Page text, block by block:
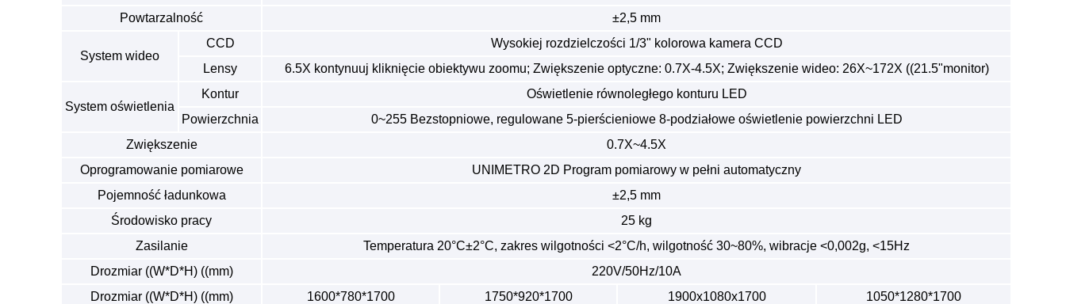
Powtarzalność
±2,5 mm
System wideo
CCD
Wysokiej rozdzielczości 1/3" kolorowa kamera CCD
Lensy
6.5X kontynuuj kliknięcie obiektywu zoomu; Zwiększenie optyczne: 0.7X-4.5X; Zwiększenie wideo: 26X~172X ((21.5"monitor)
System oświetlenia
Kontur
Oświetlenie równoległego konturu LED
Powierzchnia
0~255 Bezstopniowe, regulowane 5-pierścieniowe 8-podziałowe oświetlenie powierzchni LED
Zwiększenie
0.7X~4.5X
Oprogramowanie pomiarowe
UNIMETRO 2D Program pomiarowy w pełni automatyczny
Pojemność ładunkowa
±2,5 mm
Środowisko pracy
25 kg
Zasilanie
Temperatura 20°C±2°C, zakres wilgotności <2°C/h, wilgotność 30~80%, wibracje <0,002g, <15Hz
Drozmiar ((W*D*H) ((mm)
220V/50Hz/10A
Drozmiar ((W*D*H) ((mm)
1600*780*1700 1750*920*1700 1900x1080x1700
1050*1280*1700